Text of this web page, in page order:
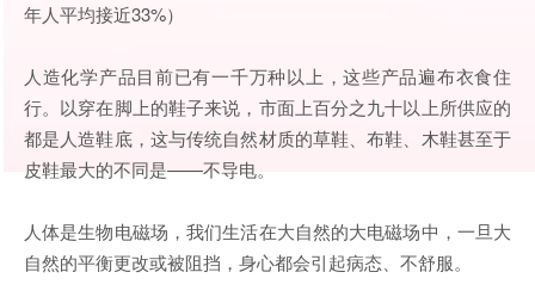
年人平均接近33%）
人造化学产品目前已有一千万种以上，这些产品遍布衣食住
行。以穿在脚上的鞋子来说，市面上百分之九十以上所供应的
都是人造鞋底，这与传统自然材质的草鞋、布鞋、木鞋甚至于
皮鞋最大的不同是——不导电。
人体是生物电磁场，我们生活在大自然的大电磁场中，一旦大
自然的平衡更改或被阻挡，身心都会引起病态、不舒服。